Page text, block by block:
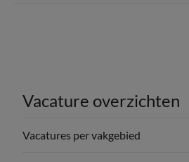
Vacature overzichten
Vacatures per vakgebied